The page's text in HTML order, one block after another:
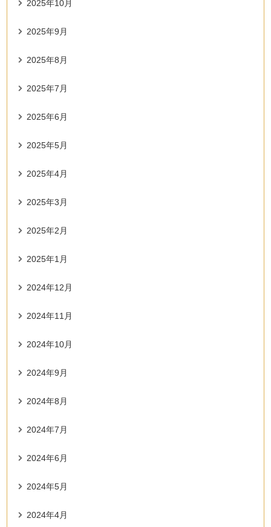
2025年10月
2025年9月
2025年8月
2025年7月
2025年6月
2025年5月
2025年4月
2025年3月
2025年2月
2025年1月
2024年12月
2024年11月
2024年10月
2024年9月
2024年8月
2024年7月
2024年6月
2024年5月
2024年4月